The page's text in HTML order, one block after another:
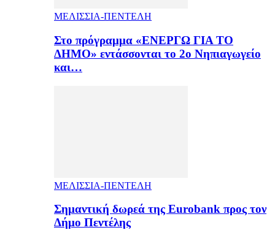
ΜΕΛΙΣΣΙΑ-ΠΕΝΤΕΛΗ
Στο πρόγραμμα «ΕΝΕΡΓΩ ΓΙΑ ΤΟ
ΔΗΜΟ» εντάσσονται το 2ο Νηπιαγωγείο
και…
ΜΕΛΙΣΣΙΑ-ΠΕΝΤΕΛΗ
Σημαντική δωρεά της Eurobank προς τον
Δήμο Πεντέλης